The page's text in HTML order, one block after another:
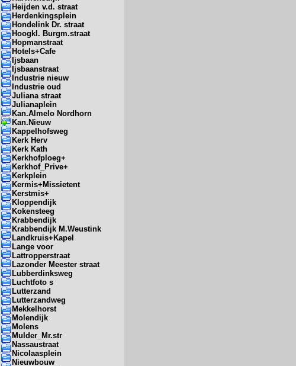
Heijden v.d. straat
Herdenkingsplein
Hondelink Dr. straat
Hoogkl. Burgm.straat
Hopmanstraat
Hotels+Cafe
Ijsbaan
Ijsbaanstraat
Industrie nieuw
Industrie oud
Juliana straat
Julianaplein
Kan.Almelo Nordhorn
Kan.Nieuw
Kappelhofsweg
Kerk Herv
Kerk Kath
Kerkhofploeg+
Kerkhof_Prive+
Kerkplein
Kermis+Missietent
Kerstmis+
Kloppendijk
Kokensteeg
Krabbendijk
Krabbendijk M.Weustink
Landkruis+Kapel
Lange voor
Lattropperstraat
Lazonder Meester straat
Lubberdinksweg
Luchtfoto s
Lutterzand
Lutterzandweg
Mekkelhorst
Molendijk
Molens
Mulder_Mr.str
Nassaustraat
Nicolaasplein
Nieuwbouw